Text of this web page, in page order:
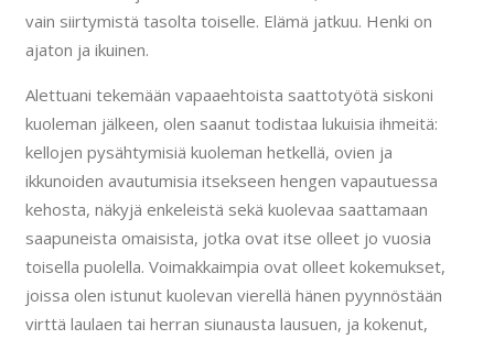
vain siirtymistä tasolta toiselle. Elämä jatkuu. Henki on
ajaton ja ikuinen.
Alettuani tekemään vapaaehtoista saattotyötä siskoni
kuoleman jälkeen, olen saanut todistaa lukuisia ihmeitä:
kellojen pysähtymisiä kuoleman hetkellä, ovien ja
ikkunoiden avautumisia itsekseen hengen vapautuessa
kehosta, näkyjä enkeleistä sekä kuolevaa saattamaan
saapuneista omaisista, jotka ovat itse olleet jo vuosia
toisella puolella. Voimakkaimpia ovat olleet kokemukset,
joissa olen istunut kuolevan vierellä hänen pyynnöstään
virttä laulaen tai herran siunausta lausuen, ja kokenut,